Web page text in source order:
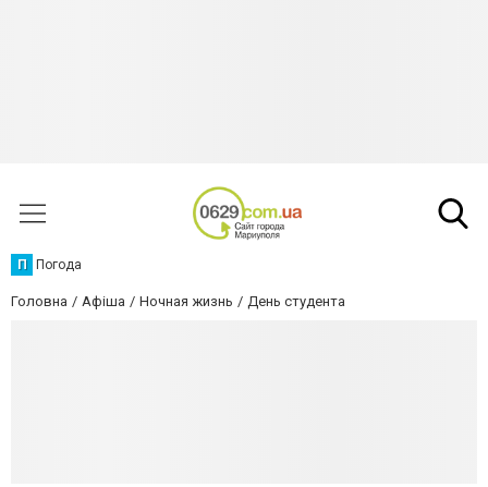
П Погода
Головна Афіша Ночная жизнь День студента